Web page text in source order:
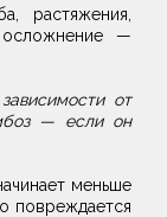
растяжения,
осложнение —
от
— если он
меньше
повреждается